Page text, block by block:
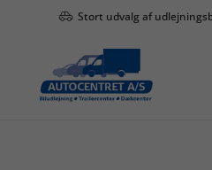
Stort udvalg af